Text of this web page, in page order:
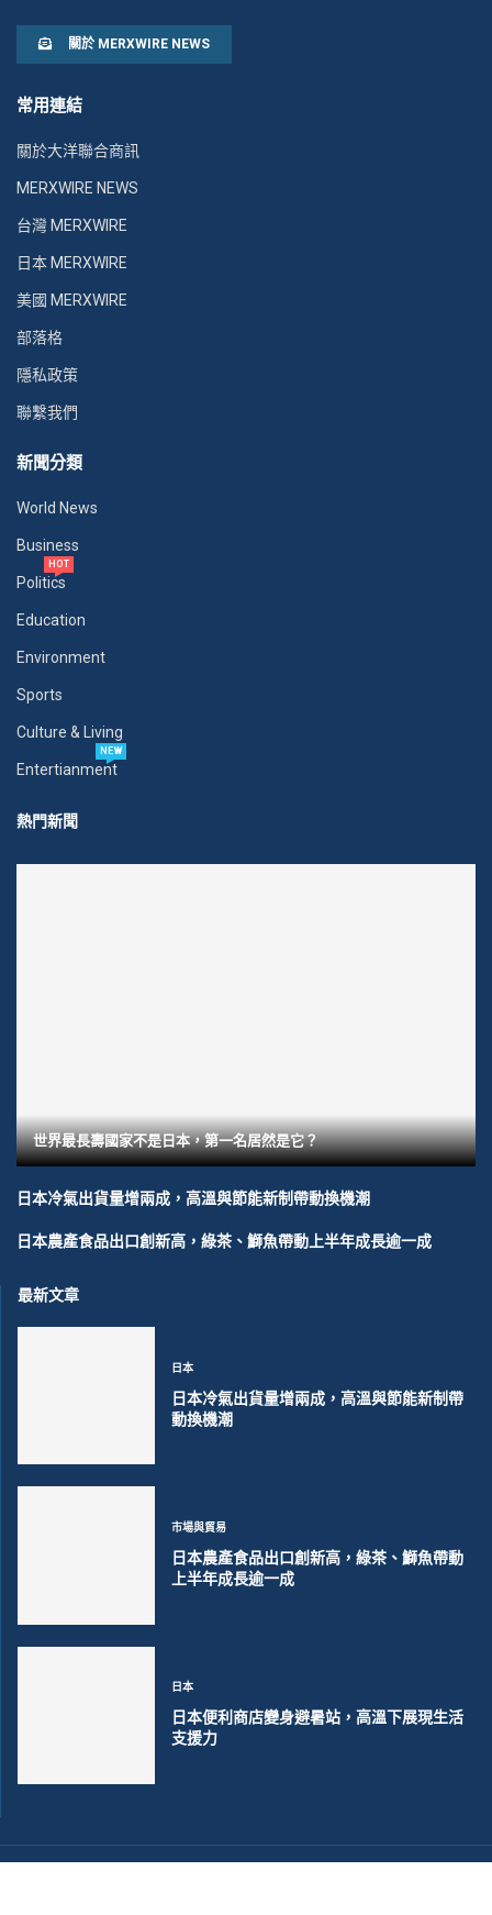
關於 MERXWIRE NEWS
常用連結
關於大洋聯合商訊
MERXWIRE NEWS
台灣 MERXWIRE
日本 MERXWIRE
美國 MERXWIRE
部落格
隱私政策
聯繫我們
新聞分類
World News
Business
Politics
HOT
Education
Environment
Sports
Culture & Living
Entertianment
NEW
熱門新聞
世界最長壽國家不是日本，第一名居然是它？
日本冷氣出貨量增兩成，高溫與節能新制帶動換機潮
日本農產食品出口創新高，綠茶、鰤魚帶動上半年成長逾一成
最新文章
日本
日本冷氣出貨量增兩成，高溫與節能新制帶
動換機潮
市場與貿易
日本農產食品出口創新高，綠茶、鰤魚帶動
上半年成長逾一成
日本
日本便利商店變身避暑站，高溫下展現生活
支援力